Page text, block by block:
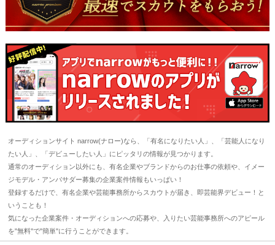
オーディションサイト narrow(ナロー)なら、「有名になりたい人」、「芸能人になり
たい人」、「デビューしたい人」にピッタリの情報が見つかります。
通常のオーディション以外にも、有名企業やブランドからのお仕事の依頼や、イメー
ジモデル・アンバサダー募集の企業案件情報もいっぱい！
登録するだけで、有名企業や芸能事務所からスカウトが届き、即芸能界デビュー！と
いうことも！
気になった企業案件・オーディションへの応募や、入りたい芸能事務所へのアピール
を"無料"で"簡単"に行うことができます。